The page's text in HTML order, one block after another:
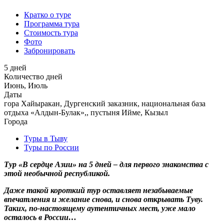
Кратко о туре
Программа тура
Стоимость тура
Фото
Забронировать
5 дней
Количество дней
Июнь, Июль
Даты
гора Хайыракан, Дургенский заказник, национальная база
отдыха «Алдын-Булак»,, пустыня Ийме, Кызыл
Города
Туры в Тыву
Туры по России
Тур «В сердце Азии» на 5 дней – для первого знакомства с
этой необычной республикой.
Даже такой короткий тур оставляет незабываемые
впечатления и желание снова, и снова открывать Туву.
Таких, по-настоящему аутентичных мест, уже мало
осталось в России…